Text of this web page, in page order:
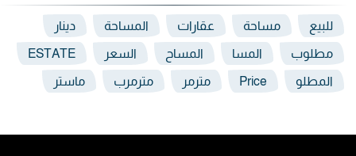
للبيع مساحة عقارات المساحة دينار
مطلوب المسا المساح السعر ESTATE
المطلو Price مترمر مترمرب ماستر